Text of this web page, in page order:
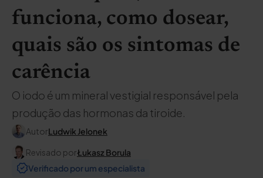
funciona, como dosear,
quais são os sintomas de
carência
O iodo é um mineral vestigial responsável pela
produção das hormonas da tiroide.
AutorLudwik Jelonek
Revisado porŁukasz Borula
Verificado por um especialista